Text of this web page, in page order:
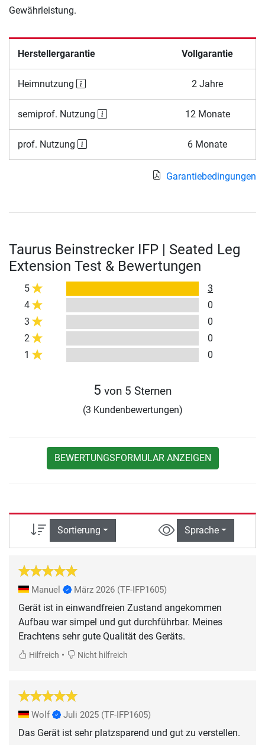
Gewährleistung.
Herstellergarantie Vollgarantie
Heimnutzung 2 Jahre
semiprof. Nutzung 12 Monate
prof. Nutzung 6 Monate
Garantiebedingungen
Taurus Beinstrecker IFP | Seated Leg
Extension Test & Bewertungen
5
3
4
0
3
0
2
0
1
0
5 von 5 Sternen
(3 Kundenbewertungen)
BEWERTUNGSFORMULAR ANZEIGEN
Sortierung Sprache
Manuel März 2026 (TF-IFP1605)
Gerät ist in einwandfreien Zustand angekommen
Aufbau war simpel und gut durchführbar. Meines
Erachtens sehr gute Qualität des Geräts.
Hilfreich • Nicht hilfreich
Wolf Juli 2025 (TF-IFP1605)
Das Gerät ist sehr platzsparend und gut zu verstellen.